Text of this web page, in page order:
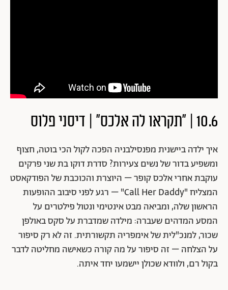
10.6 | "תקראו לה אלכס" | דיסני פלוס
איך ילדה ביישנית מפנסילבניה הפכה לקול הכי בוטה, חצוף
ומשפיע בדור של נשים צעירות? סדרת דוקו בת שני פרקים
עוקבת אחרי אלכס קופר – היוצרת והכוכבת של הפודקאסט
המצליח "Call Her Daddy" – רגע לפני סיבוב ההופעות
הראשון שלה, ומביאה מבט אינטימי ונטול פילטרים על
המסע המדהים שעברה: מילדה שמדברת על סקס באולפן
שכור, למנכ"לית של אימפריה תקשורתית. זה לא רק סיפור
על הצלחה – זה סיפור על מה קורה כשאישה מחליטה לדבר
בקול רם, ולוודא שכולן יישמעו יחד איתה.